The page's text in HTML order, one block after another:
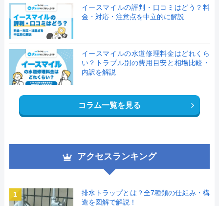
イースマイルの評判・口コミはどう？料
金・対応・注意点を中立的に解説
イースマイルの水道修理料金はどれくら
い？トラブル別の費用目安と相場比較・
内訳を解説
コラム一覧を見る
アクセスランキング
1
排水トラップとは？全7種類の仕組み・構
造を図解で解説！